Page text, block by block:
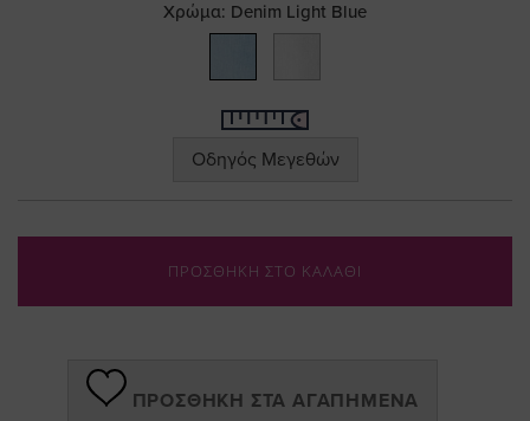
Χρώμα: Denim Light Blue
Οδηγός Μεγεθών
ΠΡΟΣΘΗΚΗ ΣΤΟ ΚΑΛΑΘΙ
ΠΡΟΣΘΉΚΗ ΣΤΑ ΑΓΑΠΗΜΈΝΑ